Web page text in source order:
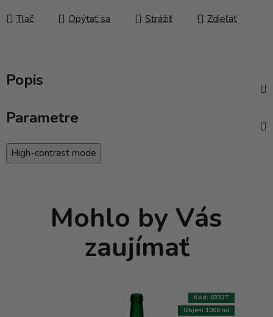
Tlač Opýtať sa Strážiť Zdieľať
Popis
Parametre
High-contrast mode
Mohlo by Vás
zaujímať
Objem 1000 ml
Kód: 0333T